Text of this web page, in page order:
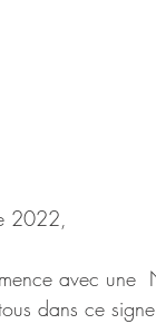
2022,
avec
dans ce